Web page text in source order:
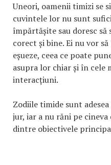
Uneori, oamenii timizi se
cuvintele lor nu sunt
împărtășite sau doresc să
corect și bine. Ei nu vor
eșueze, ceea ce poate
asupra lor chiar și în cele
interacțiuni.
Zodiile timide sunt
jur, iar a nu răni pe
dintre obiectivele